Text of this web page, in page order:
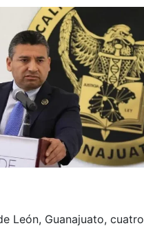
León, Guanajuato, cuatro